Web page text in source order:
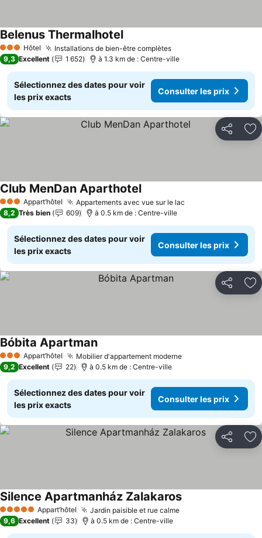
3 ÉtoilesHôtel Installations de bien-être complètesConsulter les prix
Belenus ThermalhotelConsulter les prix
9,3 Excellent 1 652 à 1.3 km de : Centre-ville
Sélectionnez des dates pour voir
les prix exacts
Consulter les prix
Partager
3 ÉtoilesAppart’hôtel Appartements avec vue sur le lac
Club MenDan AparthotelConsulter les prix
8,2 Très bien 609 à 0.5 km de : Centre-ville
Sélectionnez des dates pour voir
les prix exacts
Consulter les prix
Partager
3 ÉtoilesAppart’hôtel Mobilier d'appartement moderneConsulter les prix
Bóbita ApartmanConsulter les prix
9,2 Excellent 22 à 0.5 km de : Centre-ville
Sélectionnez des dates pour voir
les prix exacts
Consulter les prix
Partager
5 Étoiles Appart’hôtel Jardin paisible et rue calmeConsulter les prix
Silence Apartmanház ZalakarosConsulter les prix
9,6 Excellent 33 à 0.5 km de : Centre-ville